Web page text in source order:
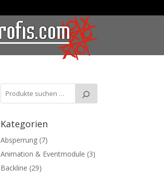
Kategorien
Absperrung (7)
Animation & Eventmodule (3)
Backline (29)